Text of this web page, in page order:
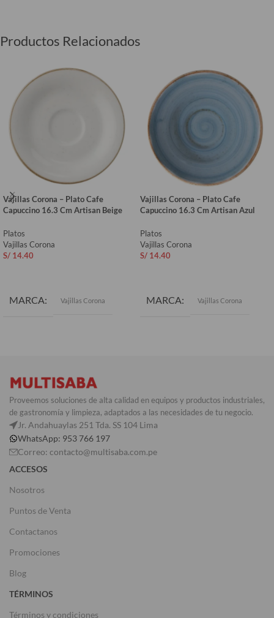
Productos Relacionados
Vajillas Corona – Plato Cafe
Capuccino 16.3 Cm Artisan Beige
Platos
Vajillas Corona
S/ 14.40
MARCA Vajillas Corona
Vajillas Corona – Plato Cafe
Capuccino 16.3 Cm Artisan Azul
Platos
Vajillas Corona
S/ 14.40
MARCA Vajillas Corona
Proveemos soluciones de alta calidad en equipos y productos industriales,
de gastronomía y limpieza, adaptados a las necesidades de tu negocio.
Jr. Andahuaylas 251 Tda. SS 104 Lima
WhatsApp: 953 766 197
Correo: contacto@multisaba.com.pe
ACCESOS
Nosotros
Puntos de Venta
Contactanos
Promociones
Blog
TÉRMINOS
Términos y condiciones